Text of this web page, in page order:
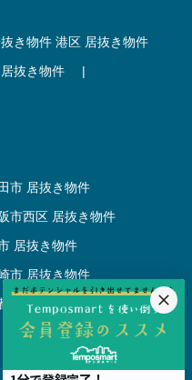
き物件 港区 居抜き物件
抜き物件
|
市 居抜き物件
市西区 居抜き物件
居抜き物件
市 居抜き物件
市下京区 居抜き物件